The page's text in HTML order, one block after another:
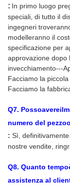
: In primo luogo
speciali, di tutto il
ingegneri
modelleranno il
specificazione per
approvazione dopo
invecchiamento---
Facciamo la
Facciamo la
Q7.
numero del
: Sì,
nostre vendite,
Q8. Quanto
assistenza al